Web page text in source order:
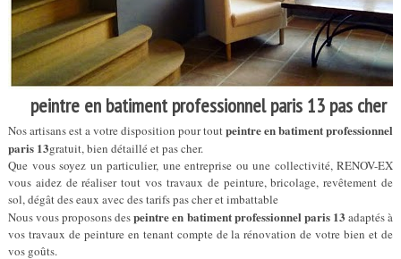
peintre en batiment professionnel paris 13 pas cher
Nos artisans est a votre disposition pour toutpeintre en batiment professionnel
paris 13gratuit, bien détaillé et pas cher.
Que vous soyez un particulier, une entreprise ou une collectivité, RENOV-EX
vous aidez de réaliser tout vos travaux de peinture, bricolage, revêtement de
sol, dégât des eaux avec des tarifs pas cher et imbattable
Nous vous proposons despeintre en batiment professionnel paris 13 adaptés à
vos travaux de peinture en tenant compte de la rénovation de votre bien et de
vos goûts.